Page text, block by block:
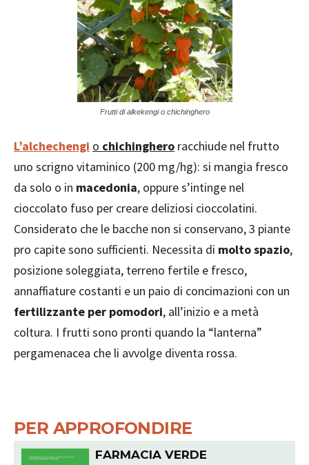
Frutti di alkekengi o chichinghero
L’alchechengi o chichinghero racchiude nel frutto
uno scrigno vitaminico (200 mg/hg): si mangia fresco
da solo o in macedonia, oppure s’intinge nel
cioccolato fuso per creare deliziosi cioccolatini.
Considerato che le bacche non si conservano, 3 piante
pro capite sono sufficienti. Necessita di molto spazio,
posizione soleggiata, terreno fertile e fresco,
annaffiature costanti e un paio di concimazioni con un
fertilizzante per pomodori, all’inizio e a metà
coltura. I frutti sono pronti quando la “lanterna”
pergamenacea che li avvolge diventa rossa.
PER APPROFONDIRE
FARMACIA VERDE